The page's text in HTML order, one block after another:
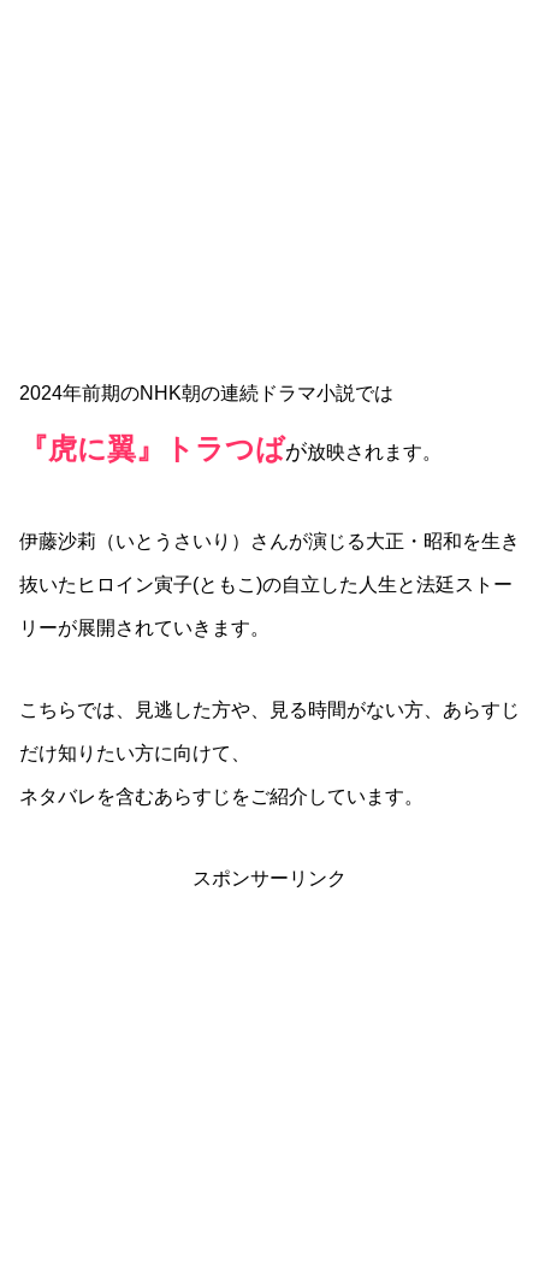
2024年前期のNHK朝の連続ドラマ小説では
『虎に翼』トラつばが放映されます。
伊藤沙莉（いとうさいり）さんが演じる大正・昭和を生き
抜いたヒロイン寅子(ともこ)の自立した人生と法廷ストー
リーが展開されていきます。
こちらでは、見逃した方や、見る時間がない方、あらすじ
だけ知りたい方に向けて、
ネタバレを含むあらすじをご紹介しています。
スポンサーリンク